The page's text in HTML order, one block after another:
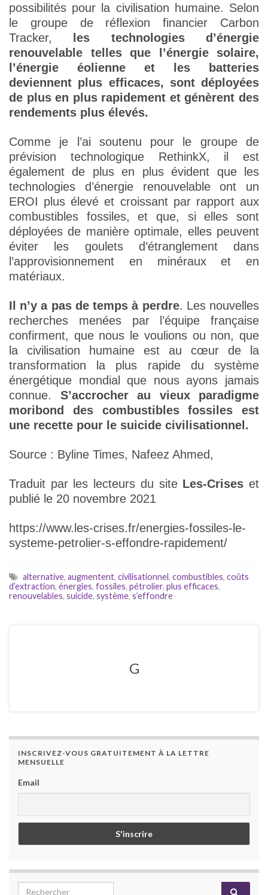
possibilités pour la civilisation humaine. Selon
le groupe de réflexion financier Carbon
Tracker, les technologies d’énergie
renouvelable telles que l’énergie solaire,
l’énergie éolienne et les batteries
deviennent plus efficaces, sont déployées
de plus en plus rapidement et génèrent des
rendements plus élevés.
Comme je l’ai soutenu pour le groupe de
prévision technologique RethinkX, il est
également de plus en plus évident que les
technologies d’énergie renouvelable ont un
EROI plus élevé et croissant par rapport aux
combustibles fossiles, et que, si elles sont
déployées de manière optimale, elles peuvent
éviter les goulets d’étranglement dans
l’approvisionnement en minéraux et en
matériaux.
Il n’y a pas de temps à perdre. Les nouvelles
recherches menées par l’équipe française
confirment, que nous le voulions ou non, que
la civilisation humaine est au cœur de la
transformation la plus rapide du système
énergétique mondial que nous ayons jamais
connue. S’accrocher au vieux paradigme
moribond des combustibles fossiles est
une recette pour le suicide civilisationnel.
Source : Byline Times, Nafeez Ahmed,
Traduit par les lecteurs du site Les-Crises et
publié le 20 novembre 2021
https://www.les-crises.fr/energies-fossiles-le-
systeme-petrolier-s-effondre-rapidement/
alternative, augmentent, civilisationnel, combustibles, coûts
d’extraction, énergies, fossiles, pétrolier, plus efficaces,
renouvelables, suicide, système, s’effondre
G
INSCRIVEZ-VOUS GRATUITEMENT À LA LETTRE
MENSUELLE
Email
Search for: